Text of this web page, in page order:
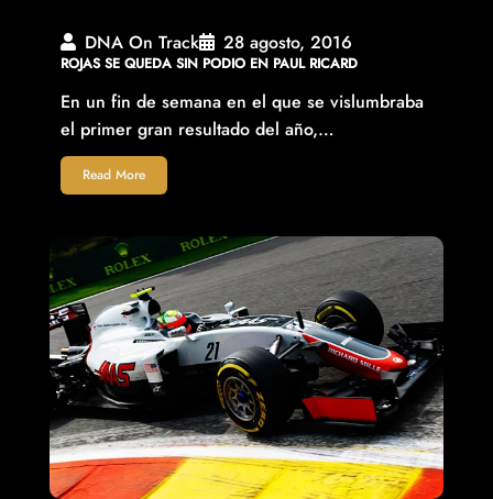
DNA On Track 28 agosto, 2016
ROJAS SE QUEDA SIN PODIO EN PAUL RICARD
En un fin de semana en el que se vislumbraba
el primer gran resultado del año,…
Read More